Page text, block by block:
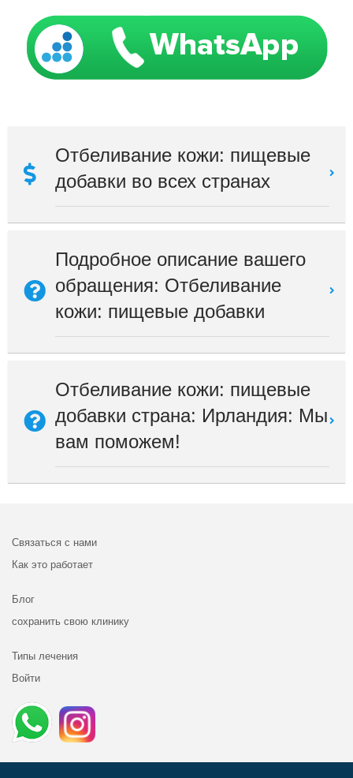
Отбеливание кожи: пищевые
добавки во всех странах
Подробное описание вашего
обращения: Отбеливание
кожи: пищевые добавки
Отбеливание кожи: пищевые
добавки страна: Ирландия: Мы
вам поможем!
Связаться с нами
Как это работает
Блог
сохранить свою клинику
Типы лечения
Войти